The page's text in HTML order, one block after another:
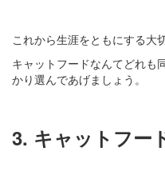
これから生涯をともにする大
キャットフードなんてどれも
かり選んであげましょう。
3. キャットフー